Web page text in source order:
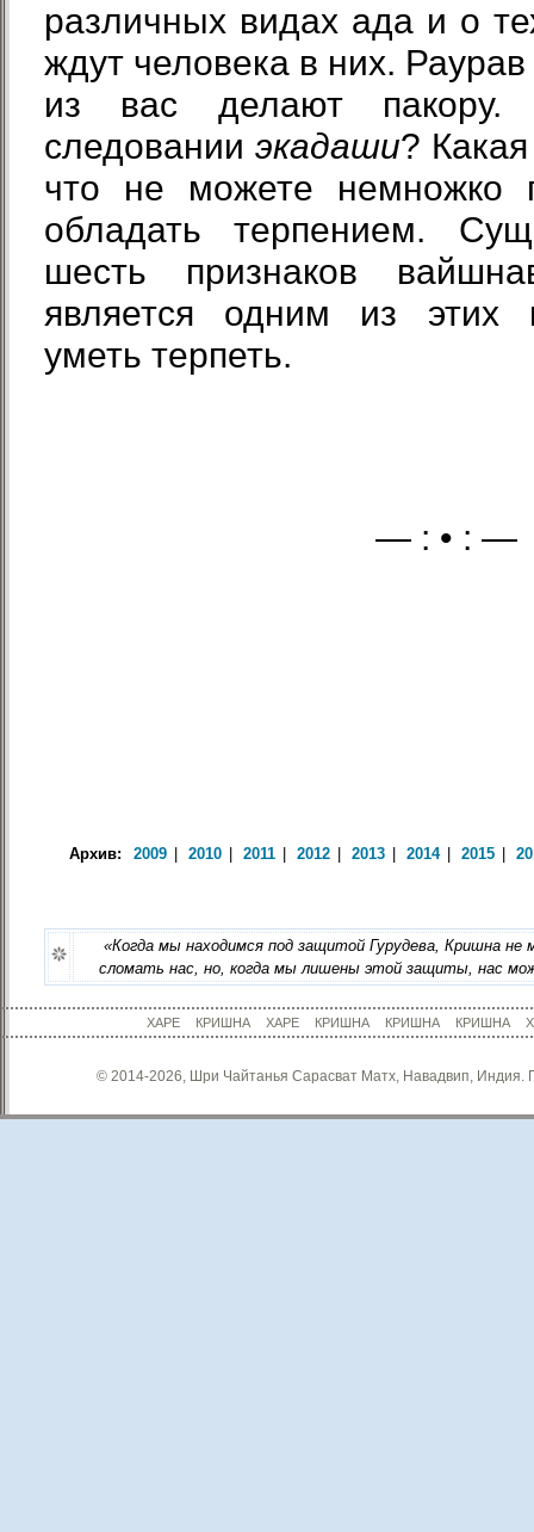
различных видах ада и о
ждут человека в них.
из вас делают пакору.
следовании экадаши?
что не можете немножко
обладать терпением.
шесть признаков
является одним из этих
уметь терпеть.
— : • : —
Архив: 2009 2010 2011 2012 2013 2014| 2015
«Когда мы находимся под защитой Гурудева, Кришна
сломать нас, но, когда мы лишены этой защиты, нас
ХАРЕ КРИШНА ХАРЕ КРИШНА КРИШНА КРИШНА
© 2014-2026, Шри Чайтанья Сарасват Матх, Навадвип, Индия.